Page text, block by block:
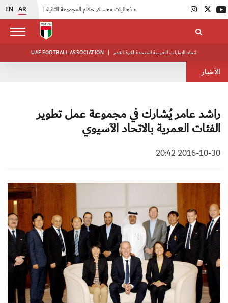
EN AR انطلاق منافسات بطولة النخبة لحرس الرئاسة |
UAE FOOTBALL ASSOCIATION | اتحاد الإمارات العربية المتحدة لكرة القدم
الأخبار
راشد عامر يُشارك في مجموعة عمل تطوير
الفئات العمرية بالاتحاد الآسيوي
2016-10-30 20:42